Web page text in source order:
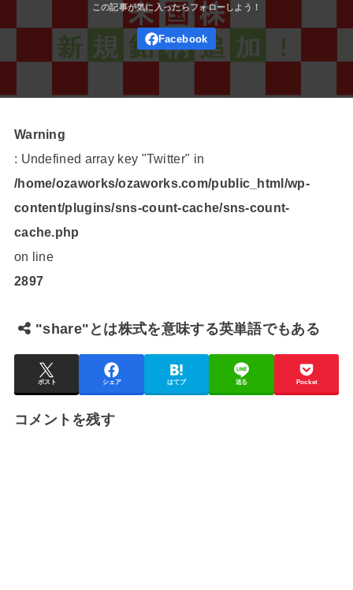
Warning
: Undefined array key "Twitter" in
/home/ozaworks/ozaworks.com/public_html/wp-
content/plugins/sns-count-cache/sns-count-
cache.php
on line
2897
"share"とは株式を意味する英単語でもある
ポスト シェア はてブ 送る Pocket
コメントを残す